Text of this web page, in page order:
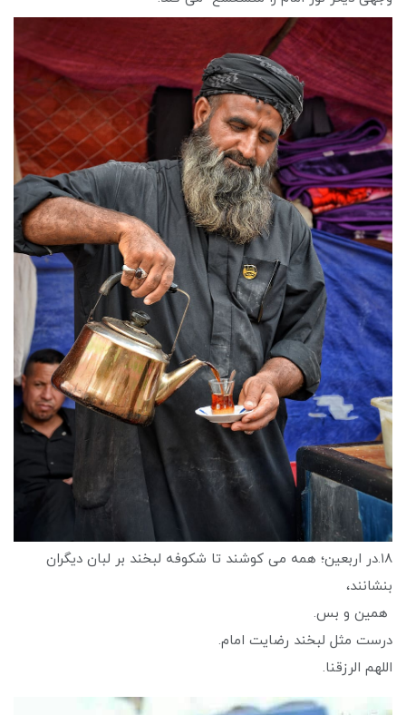
۱۸.در اربعین؛ همه می کوشند تا شکوفه لبخند بر لبان دیگران
بنشانند،
همین و بس.
درست مثل لبخند رضایت امام.
اللهم الرزقنا.